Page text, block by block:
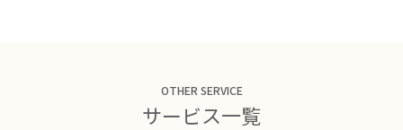
OTHER SERVICE
サービス一覧